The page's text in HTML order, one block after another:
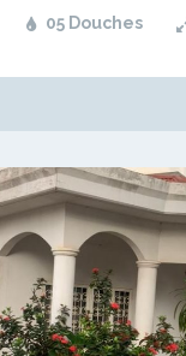
05 Douches